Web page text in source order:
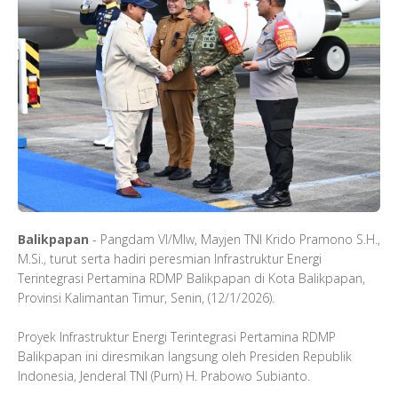
Balikpapan - Pangdam VI/Mlw, Mayjen TNI Krido Pramono S.H.,
M.Si., turut serta hadiri peresmian Infrastruktur Energi
Terintegrasi Pertamina RDMP Balikpapan di Kota Balikpapan,
Provinsi Kalimantan Timur, Senin, (12/1/2026).
Proyek Infrastruktur Energi Terintegrasi Pertamina RDMP
Balikpapan ini diresmikan langsung oleh Presiden Republik
Indonesia, Jenderal TNI (Purn) H. Prabowo Subianto.